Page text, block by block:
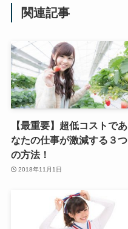
関連記事
【最重要】超低コストであ
なたの仕事が激減する３つ
の方法！
2018年11月1日